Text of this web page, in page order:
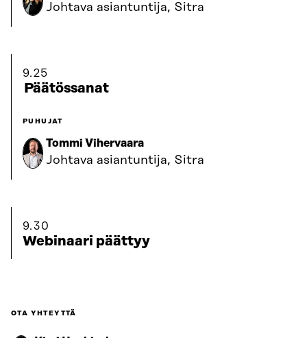
Johtava asiantuntija, Sitra
9.25
Päätössanat
PUHUJAT
Tommi Vihervaara
Johtava asiantuntija, Sitra
9.30
Webinaari päättyy
OTA YHTEYTTÄ